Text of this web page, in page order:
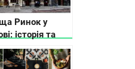
Ринок у
історія та
факти